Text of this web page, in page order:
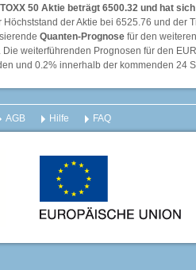
50 Aktie beträgt 6500.32 und hat
der Aktie bei 6525.76 und der
Quanten-Prognose für den
weiterführenden Prognosen für den
und 0.2% innerhalb der kommenden 24
AGB Hilfe FAQ